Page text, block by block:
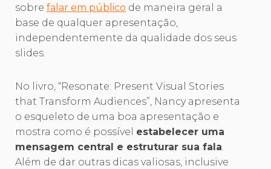
sobre falar em público de maneira geral a
base de qualquer apresentação,
independentemente da qualidade dos seus
slides.
No livro, “Resonate: Present Visual Stories
that Transform Audiences”, Nancy apresenta
o esqueleto de uma boa apresentação e
mostra como é possível estabelecer uma
mensagem central e estruturar sua fala.
Além de dar outras dicas valiosas, inclusive